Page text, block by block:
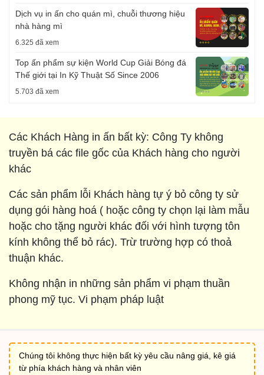
Dịch vụ in ấn cho quán mì, chuỗi thương hiệu
nhà hàng mì
6.325 đã xem
Top ấn phẩm sự kiện World Cup Giải Bóng đá
Thế giới tại In Kỹ Thuật Số Since 2006
5.703 đã xem
Các Khách Hàng in ấn bất kỳ: Công Ty không
truyền bá các file gốc của Khách hàng cho người
khác
Các sản phẩm lỗi Khách hàng tự ý bỏ công ty sử
dụng gói hàng hoá ( hoặc công ty chọn lại làm mẫu
hoặc cho tặng người khác đối với hình tượng tôn
kính không thể bỏ rác). Trừ trường hợp có thoả
thuận khác.
Không nhận in những sản phẩm vi phạm thuần
phong mỹ tục. Vi phạm pháp luật
Chúng tôi không thực hiện bất kỳ yêu cầu nâng giá, kê giá
từ phía khách hàng và nhân viên